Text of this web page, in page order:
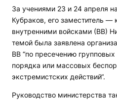
За учениями 23 и 24 апреля
Кубраков, его заместитель
внутренними войсками (ВВ)
темой была заявлена
ВВ “по пресечению
порядка или массовых
экстремистских действий“.
Руководство министерства